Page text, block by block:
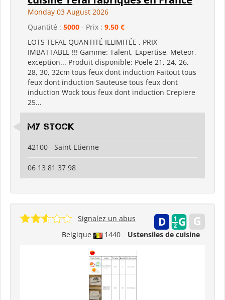
Monday 03 August 2026
Quantité : 5000 - Prix : 9,50 €
LOTS TEFAL QUANTITÉ ILLIMITÉE , PRIX
IMBATTABLE !!! Gamme: Talent, Expertise, Meteor,
exception... Produit disponible: Poele 21, 24, 26,
28, 30, 32cm tous feux dont induction Faitout tous
feux dont induction Sauteuse tous feux dont
induction Wock tous feux dont induction Crepiere
25...
my stock
42100 - Saint Etienne
06 13 81 37 98
Belgique 1440 Ustensiles de cuisine
Signalez un abus